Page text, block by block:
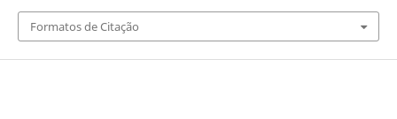
Formatos de Citação